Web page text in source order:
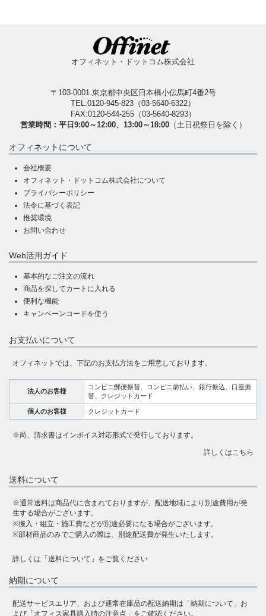
オフィネット・ドットコム株式会社
〒103-0001 東京都中央区日本橋小伝馬町4番2号
TEL:0120-945-823 （03-5640-6322）
FAX:0120-544-255（03-5640-8293）
営業時間：平日9:00～12:00、13:00～18:00（土日祝祭日を除く）
オフィネットについて
会社概要
オフィネット・ドットコム株式会社について
プライバシーポリシー
法令に基づく表記
推奨環境
お問い合わせ
Web活用ガイド
基本的なご注文の流れ
商品を探してカートに入れる
便利な機能
キャンペーンコードを使う
お支払いについて
オフィネットでは、下記のお支払方法をご用意しております。
法人のお客様
コンビニ郵便振替、コンビニ前払い、銀行振込、口座振
替、クレジットカード
個人のお客様 クレジットカード
※尚、請求書はインボイス対応形式で発行しております。
詳しくはこちら
送料について
※通常送料は商品代に含まれておりますが、配送地域により別途費用が発
生する場合がございます。
※搬入・組立・施工費などが別途必要になる場合がございます。
※部材商品のみでご購入の際は、別途配送費が発生いたします。
詳しくは 「送料について」 をご覧ください
納期について
配送サービスエリア、および通常在庫品の配送納期は 「納期について」 お
よび 「オフィス家具購入時の注意点」 をご確認ください。